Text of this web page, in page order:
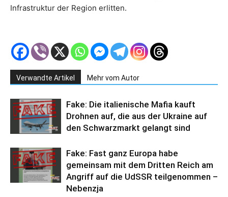
Infrastruktur der Region erlitten.
Verwandte Artikel Mehr vom Autor
Fake: Die italienische Mafia kauft
Drohnen auf, die aus der Ukraine auf
den Schwarzmarkt gelangt sind
Fake: Fast ganz Europa habe
gemeinsam mit dem Dritten Reich am
Angriff auf die UdSSR teilgenommen –
Nebenzja